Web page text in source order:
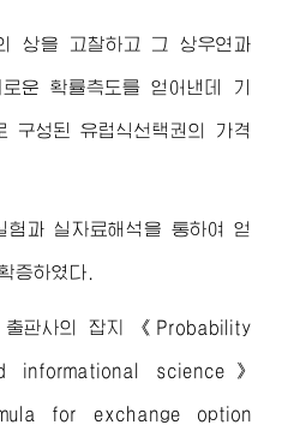
상을 고찰하고 그 상우연과
운 확률측도를 얻어낸데 기
구성된 유럽식선택권의 가격
험과 실자료해석을 통하여 얻
증하였다.
판사의 잡지 《Probability
informational science》
for exchange option